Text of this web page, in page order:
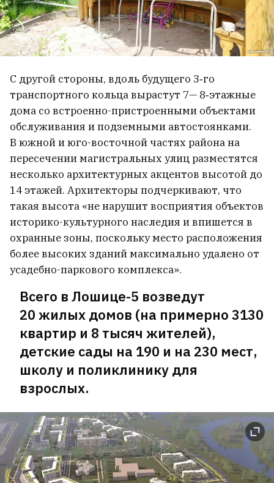
С другой стороны, вдоль будущего 3‑го
транспортного кольца вырастут 7— 8‑этажные
дома со встроенно-пристроенными объектами
обслуживания и подземными автостоянками.
В южной и юго-восточной частях района на
пересечении магистральных улиц разместятся
несколько архитектурных акцентов высотой до
14 этажей. Архитекторы подчеркивают, что
такая высота «не нарушит восприятия объектов
историко-культурного наследия и впишется в
охранные зоны, поскольку место расположения
более высоких зданий максимально удалено от
усадебно-паркового комплекса».
Всего в Лошице-5 возведут
20 жилых домов (на примерно 3130
квартир и 8 тысяч жителей),
детские сады на 190 и на 230 мест,
школу и поликлинику для
взрослых.